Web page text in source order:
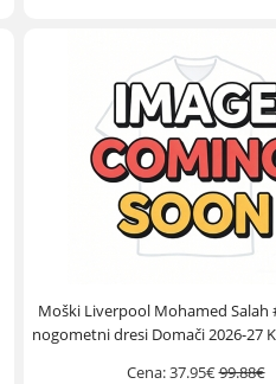
Moški Liverpool Mohamed Salah
nogometni dresi Domači 2026-27
Cena:37.95€99.88€